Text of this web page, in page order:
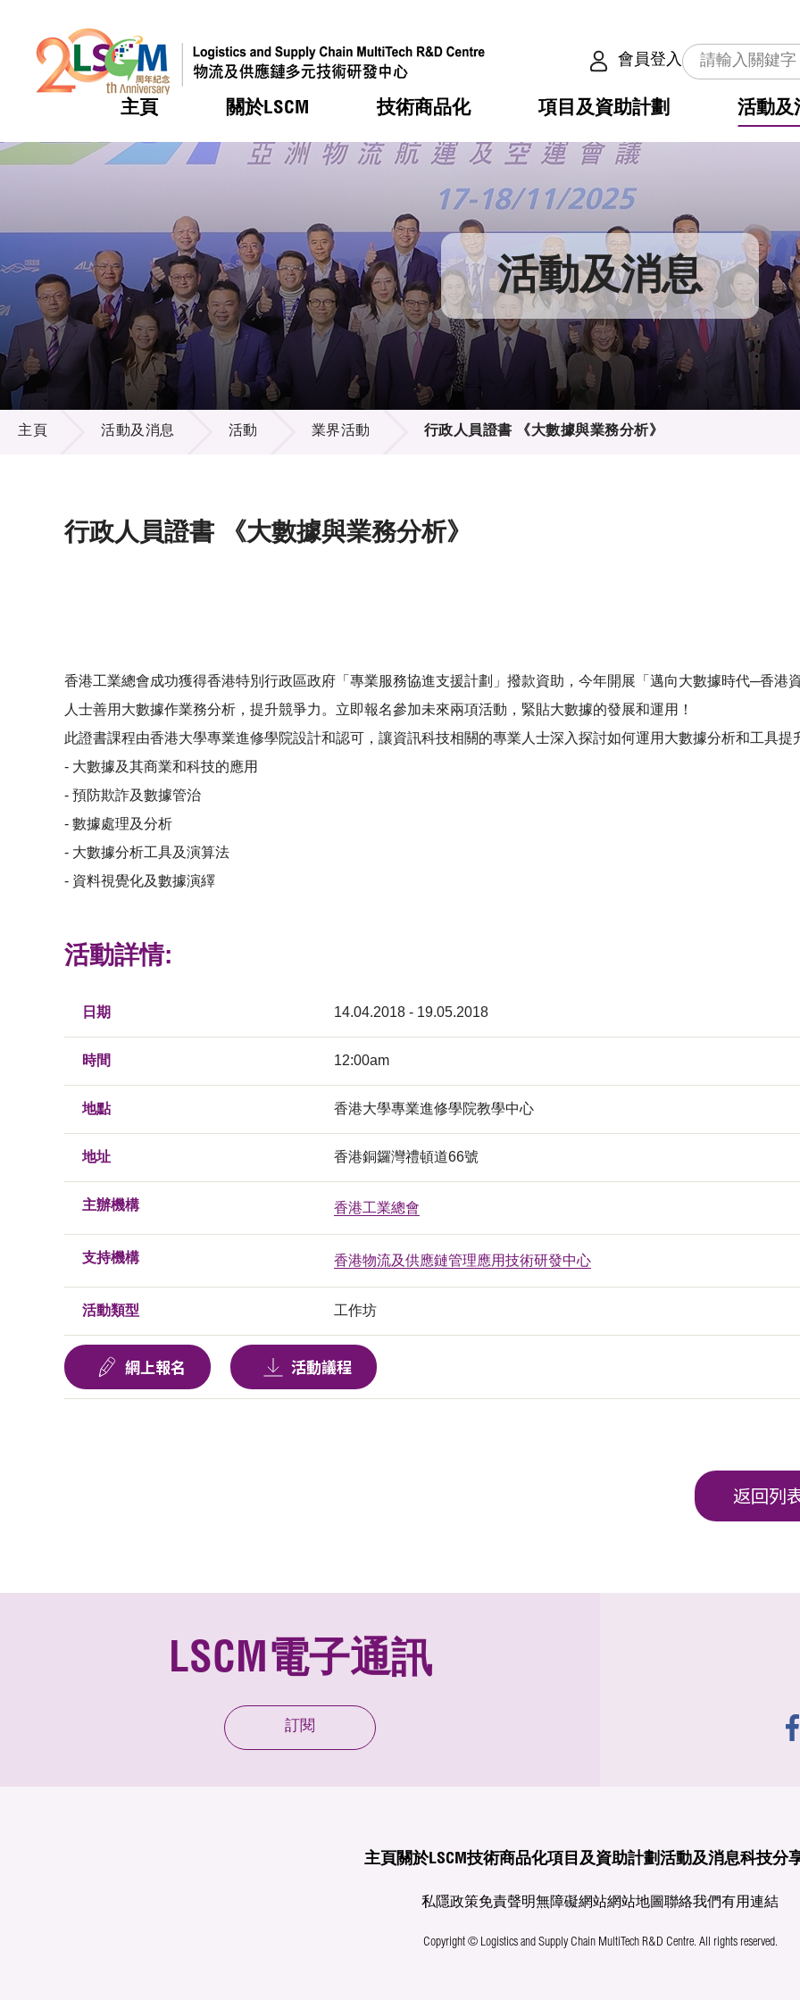
會員登入
主頁 關於LSCM
熱門 機構簡介
組織架構
組織架構
董事局
研究顧問
招標通告
技術商品化
熱門 服務
可獲授權之技術
應用於公共服務之創新技術
重點項目
項目及資助計劃
熱門 合作計劃
資助計劃
資助計劃
稅務優惠
申請
評審
徵求研發項目計劃書
項目資料庫
活動及
熱門 活動
獎項
新聞中心
媒體報導
新聞稿
資訊中心
多媒體
出版刊物
熱門 會籍及服務
會員列表
會員登入 活動及消息
活動及消息
主頁 活動及消息 活動 業界活動 行政人員證書 《大數據與業務分析》
行政人員證書 《大數據與業務分析》
香港工業總會成功獲得香港特別行政區政府「專業服務協進支援計劃」撥款資助，今年開展「邁向大數據時代─香港
人士善用大數據作業務分析，提升競爭力。立即報名參加未來兩項活動，緊貼大數據的發展和運用！
此證書課程由香港大學專業進修學院設計和認可，讓資訊科技相關的專業人士深入探討如何運用大數據分析和工具提
- 大數據及其商業和科技的應用
- 預防欺詐及數據管治
- 數據處理及分析
- 大數據分析工具及演算法
- 資料視覺化及數據演繹
活動詳情:
日期 14.04.2018 - 19.05.2018
時間 12:00am
地點 香港大學專業進修學院教學中心
地址 香港銅鑼灣禮頓道66號
主辦機構 香港工業總會
支持機構 香港物流及供應鏈管理應用技術研發中心
活動類型 工作坊
網上報名 活動議程
返回列
LSCM電子通訊
訂閱
主頁關於LSCM技術商品化項目及資助計劃活動及消息科技分
私隱政策免責聲明無障礙網站網站地圖聯絡我們有用連結
Copyright © Logistics and Supply Chain MultiTech R&D Centre. All rights reserved.